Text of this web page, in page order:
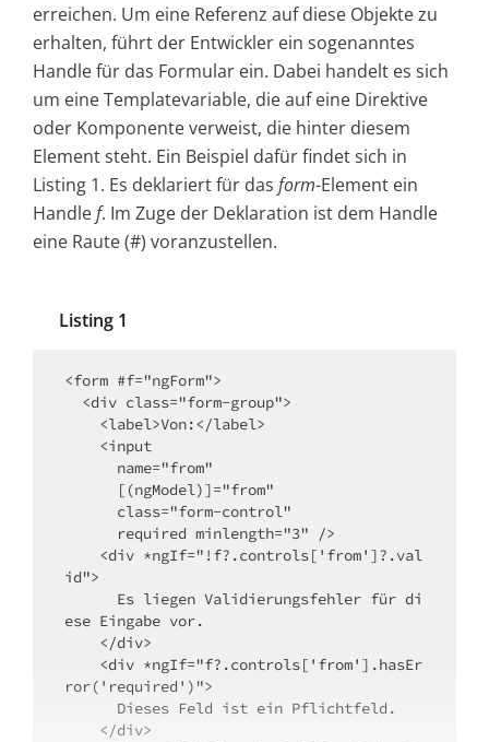
erreichen. Um eine Referenz auf diese Objekte zu
erhalten, führt der Entwickler ein sogenanntes
Handle für das Formular ein. Dabei handelt es sich
um eine Templatevariable, die auf eine Direktive
oder Komponente verweist, die hinter diesem
Element steht. Ein Beispiel dafür findet sich in
Listing 1. Es deklariert für das form-Element ein
Handlef. Im Zuge der Deklaration ist dem Handle
eine Raute (#) voranzustellen.
Listing 1
<form #f="ngForm">
id">
ese Eingabe vor.
ror('required')">